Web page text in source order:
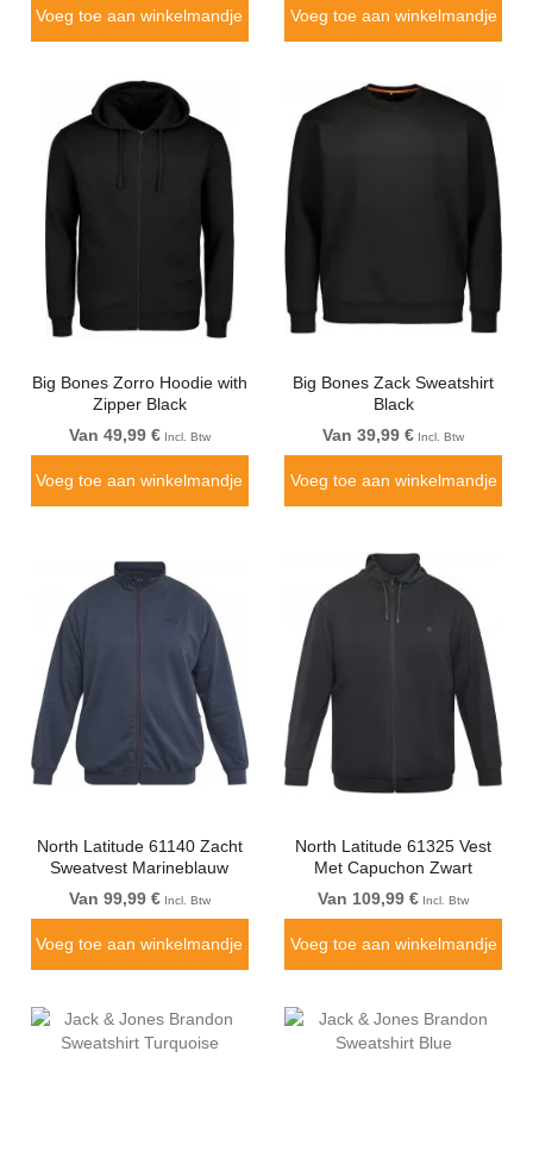
Voeg toe aan winkelmandje Voeg toe aan winkelmandje
Big Bones Zorro Hoodie with
Zipper Black
Van 49,99 €Incl. Btw
Voeg toe aan winkelmandje
Big Bones Zack Sweatshirt
Black
Van 39,99 € Incl. Btw
Voeg toe aan winkelmandje
North Latitude 61140 Zacht
Sweatvest Marineblauw
Van 99,99 €Incl. Btw
Voeg toe aan winkelmandje
North Latitude 61325 Vest
Met Capuchon Zwart
Van 109,99 € Incl. Btw
Voeg toe aan winkelmandje